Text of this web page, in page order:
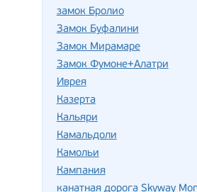
замок Бролио
Замок Буфалини
Замок Мирамаре
Замок Фумоне+Алатри
Иврея
Казерта
Кальяри
Камальдоли
Камольи
Кампания
канатная дорога Skyway